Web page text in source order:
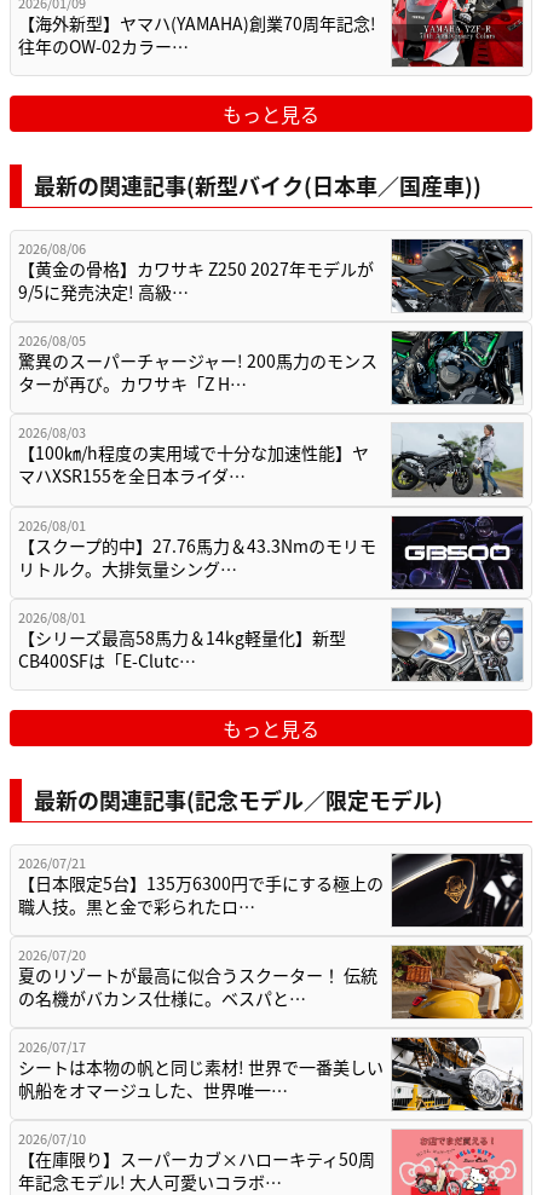
【海外新型】ヤマハ(YAMAHA)創業70周年記念!
往年のOW-02カラー…
もっと見る
最新の関連記事(新型バイク(日本車／国産車))
2026/08/06
【黄金の骨格】カワサキ Z250 2027年モデルが
9/5に発売決定! 高級…
2026/08/05
驚異のスーパーチャージャー! 200馬力のモンス
ターが再び。カワサキ「Z H…
2026/08/03
【100㎞/h程度の実用域で十分な加速性能】ヤ
マハXSR155を全日本ライダ…
2026/08/01
【スクープ的中】27.76馬力＆43.3Nmのモリモ
リトルク。大排気量シング…
2026/08/01
【シリーズ最高58馬力＆14kg軽量化】新型
CB400SFは「E-Clutc…
もっと見る
最新の関連記事(記念モデル／限定モデル)
2026/07/21
【日本限定5台】135万6300円で手にする極上の
職人技。黒と金で彩られたロ…
2026/07/20
夏のリゾートが最高に似合うスクーター！ 伝統
の名機がバカンス仕様に。ベスパと…
2026/07/17
シートは本物の帆と同じ素材! 世界で一番美しい
帆船をオマージュした、世界唯一…
2026/07/10
【在庫限り】スーパーカブ×ハローキティ50周
年記念モデル! 大人可愛いコラボ…